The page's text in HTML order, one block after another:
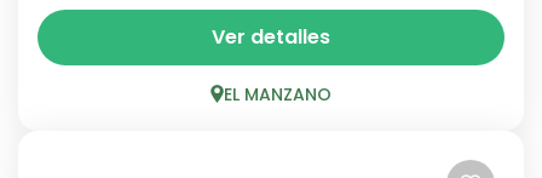
En pleno sector de El Manzano, Patio La
Dominga ofrece una experiencia gastronómica
relajada y con identidad cajonina. Su
Ver detalles
EL MANZANO